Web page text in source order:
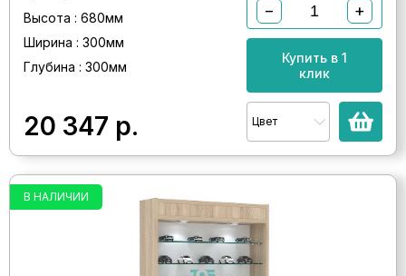
Высота : 680мм
Ширина : 300мм
Глубина : 300мм
20 347 р.
− +
Купить в 1
клик
Цвет
В НАЛИЧИИ